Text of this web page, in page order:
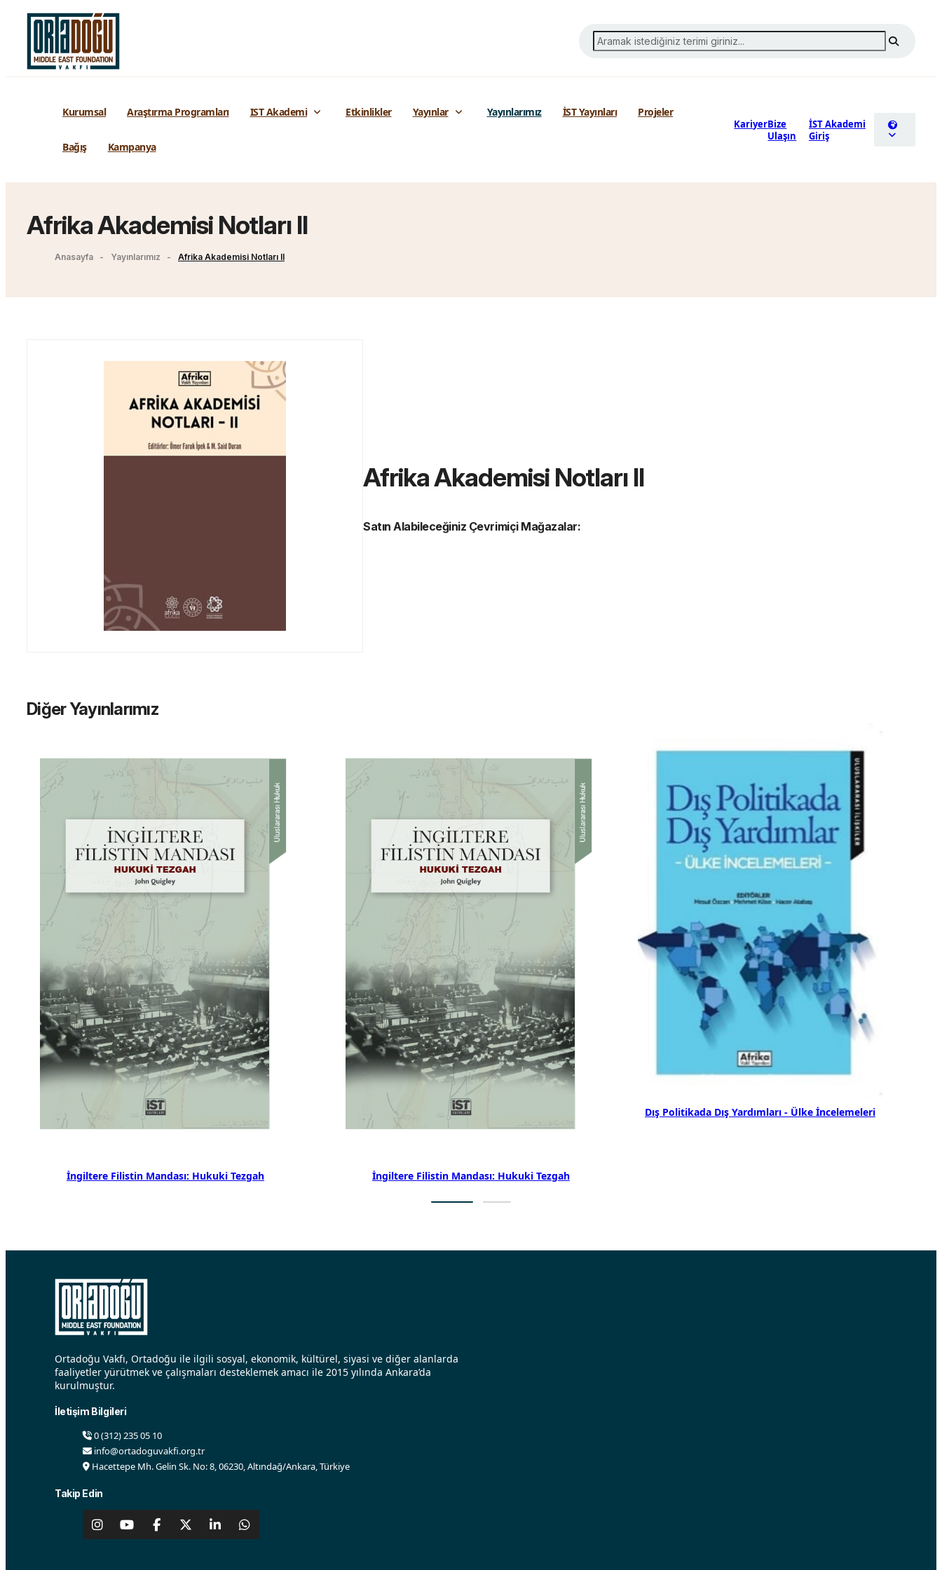
Kurumsal Araştırma Programları IST Akademi Etkinlikler Yayınlar Yayınlarımız İST Yayınları Projeler
Bağış Kampanya
KariyerBize
Ulaşın
İST Akademi
Giriş
Afrika Akademisi Notları II
Anasayfa Yayınlarımız Afrika Akademisi Notları II
Afrika Akademisi Notları II
Satın Alabileceğiniz Çevrimiçi Mağazalar:
Diğer Yayınlarımız
İngiltere Filistin Mandası: Hukuki Tezgah İngiltere Filistin Mandası: Hukuki Tezgah
Dış Politikada Dış Yardımları - Ülke İncelemeleri
Ortadoğu Vakfı, Ortadoğu ile ilgili sosyal, ekonomik, kültürel, siyasi ve diğer alanlarda
faaliyetler yürütmek ve çalışmaları desteklemek amacı ile 2015 yılında Ankara’da
kurulmuştur.
İletişim Bilgileri
0 (312) 235 05 10
info@ortadoguvakfi.org.tr
Hacettepe Mh. Gelin Sk. No: 8, 06230, Altındağ/Ankara, Türkiye
Takip Edin